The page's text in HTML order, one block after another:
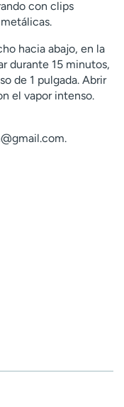
con clips
hacia abajo, en la
durante 15 minutos,
de 1 pulgada. Abrir
el vapor intenso.
.